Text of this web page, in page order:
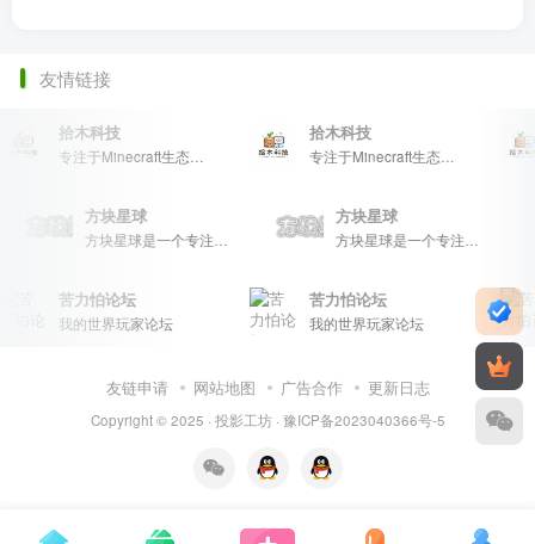
友情链接
拾木科技
专注于Minecraft生态建设
拾木科技
专注于Minecraft生态建设
方块星球
方块星球是一个专注于我的世界的中文论坛，提供丰富的资源分享、玩家交流和创意展示，包括地图、皮肤、数据包等内容，打造Minecraft玩家的专属社区乐园！
方块星球
方块星球是一个专注于我的世界的中文论坛，提供丰富的资源分享、玩家交流和创意展示，包括地图、皮肤、数据包等内容，打造Minecraft玩家的专属社区乐园！
苦力怕论坛
我的世界玩家论坛
苦力怕论坛
我的世界玩家论坛
友链申请 网站地图 广告合作 更新日志
Copyright © 2025 · 投影工坊· 豫ICP备2023040366号-5